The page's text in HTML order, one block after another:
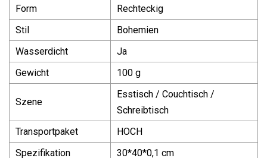
Form
Rechteckig
Stil
Bohemien
Wasserdicht
Ja
Gewicht
100 g
Szene
Esstisch / Couchtisch /
Schreibtisch
Transportpaket
HOCH
Spezifikation
30*40*0,1 cm